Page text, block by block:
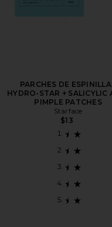
PARCHES DE
HYDRO-STAR + SALICYLIC
PIMPLE PATCHES
Starface
$13